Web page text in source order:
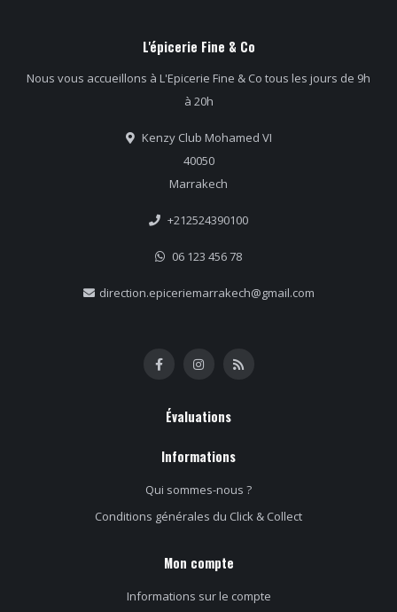
L'épicerie Fine & Co
Nous vous accueillons à L'Epicerie Fine & Co tous les jours de 9h
à 20h
Kenzy Club Mohamed VI
40050
Marrakech
+212524390100
06 123 456 78
direction.epiceriemarrakech@gmail.com
Évaluations
Informations
Qui sommes-nous ?
Conditions générales du Click & Collect
Mon compte
Informations sur le compte